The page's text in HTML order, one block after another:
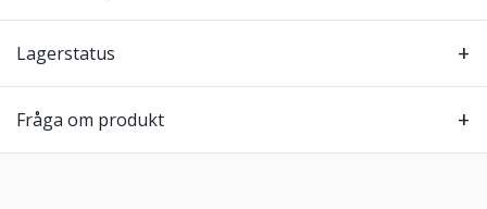
Lagerstatus
Fråga om produkt